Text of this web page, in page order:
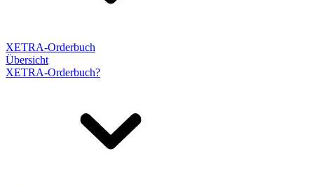
XETRA-Orderbuch
Übersicht
XETRA-Orderbuch?